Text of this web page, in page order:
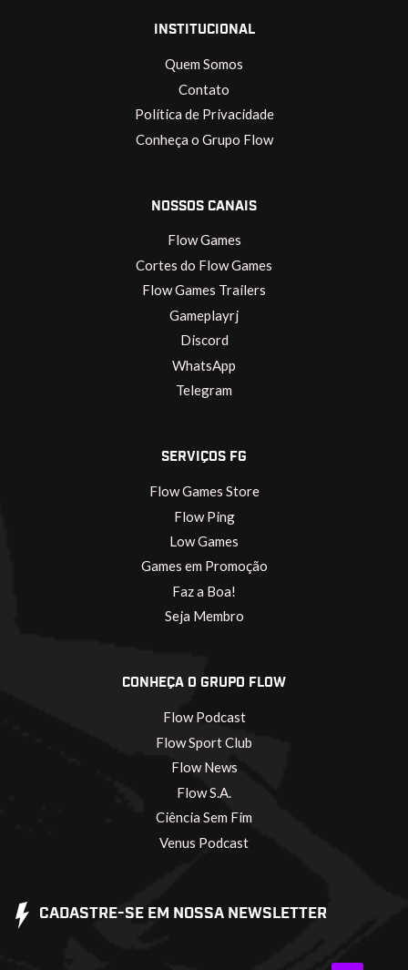
INSTITUCIONAL
Quem Somos
Contato
Política de Privacidade
Conheça o Grupo Flow
NOSSOS CANAIS
Flow Games
Cortes do Flow Games
Flow Games Trailers
Gameplayrj
Discord
WhatsApp
Telegram
SERVIÇOS FG
Flow Games Store
Flow Ping
Low Games
Games em Promoção
Faz a Boa!
Seja Membro
CONHEÇA O GRUPO FLOW
Flow Podcast
Flow Sport Club
Flow News
Flow S.A.
Ciência Sem Fim
Venus Podcast
CADASTRE-SE EM NOSSA NEWSLETTER